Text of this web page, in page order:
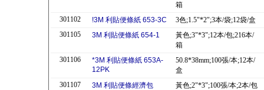
箱
301102
!3M 利貼便條紙 653-3C
3色;1.5"*2";3本/袋;12袋/盒
301105
3M 利貼便條紙 654-1
黃色;3"*3";12本/包;216本/
箱
301106
*3M 利貼便條紙 653A-
12PK
50.8*38mm;100張/本;12本/
盒
301107
3M 利貼便條經濟包
黃色;2"*3";100張/本;2本/包